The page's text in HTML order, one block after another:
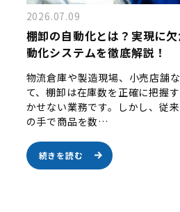
2026.07.09
棚卸の自動化とは？実現に
動化システムを徹底解説！
物流倉庫や製造現場、小売店舗
て、棚卸は在庫数を正確に把握
かせない業務です。しかし、従
の手で商品を数…
続きを読む